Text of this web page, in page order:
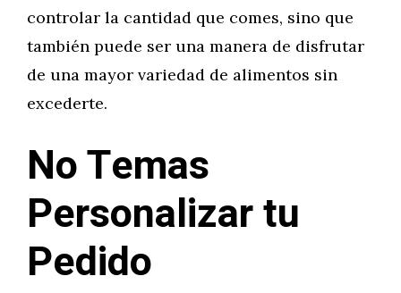
controlar la cantidad que comes, sino que
también puede ser una manera de disfrutar
de una mayor variedad de alimentos sin
excederte.
No Temas
Personalizar tu
Pedido